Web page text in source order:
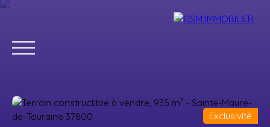
Exclusivité